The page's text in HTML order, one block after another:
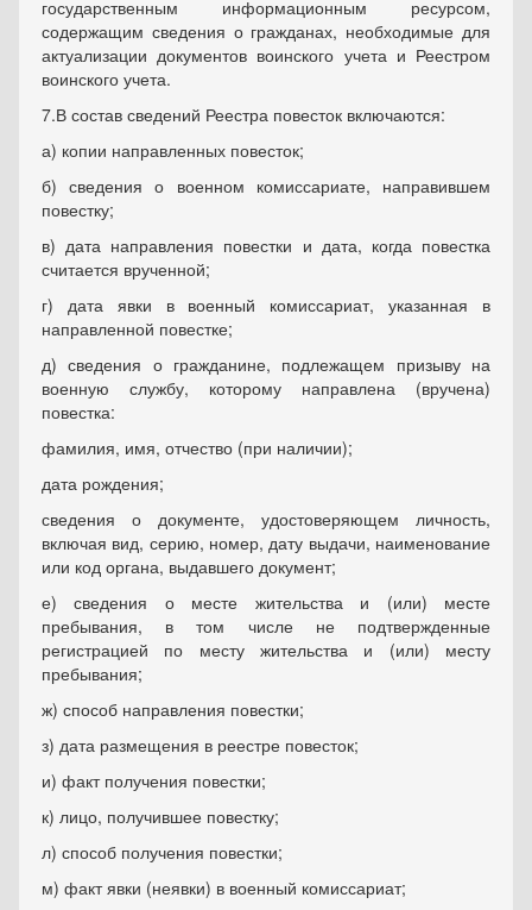
государственным информационным ресурсом,
содержащим сведения о гражданах, необходимые для
актуализации документов воинского учета и Реестром
воинского учета.
7.В состав сведений Реестра повесток включаются:
а) копии направленных повесток;
б) сведения о военном комиссариате, направившем
повестку;
в) дата направления повестки и дата, когда повестка
считается врученной;
г) дата явки в военный комиссариат, указанная в
направленной повестке;
д) сведения о гражданине, подлежащем призыву на
военную службу, которому направлена (вручена)
повестка:
фамилия, имя, отчество (при наличии);
дата рождения;
сведения о документе, удостоверяющем личность,
включая вид, серию, номер, дату выдачи, наименование
или код органа, выдавшего документ;
е) сведения о месте жительства и (или) месте
пребывания, в том числе не подтвержденные
регистрацией по месту жительства и (или) месту
пребывания;
ж) способ направления повестки;
з) дата размещения в реестре повесток;
и) факт получения повестки;
к) лицо, получившее повестку;
л) способ получения повестки;
м) факт явки (неявки) в военный комиссариат;